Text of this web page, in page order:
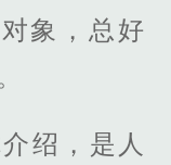
象，总好
绍，是人